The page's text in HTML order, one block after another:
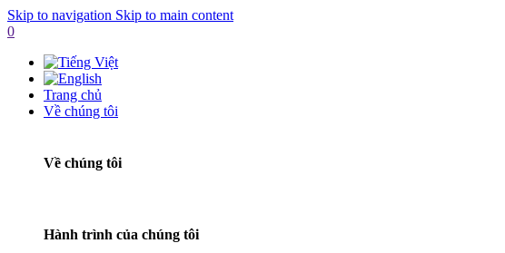
Skip to navigation Skip to main content
0
Trang chủ
Về chúng tôi
Về chúng tôi
Hành trình của chúng tôi